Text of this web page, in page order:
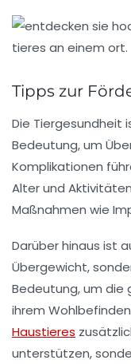
Tipps zur
Die Tiergesundheit
Bedeutung, um
Komplikationen
Alterund
Maßnahmen wie
Darüber hinaus ist
Übergewicht,
Bedeutung, um die
ihrem Wohlbefinden
Haustieres
unterstützen,